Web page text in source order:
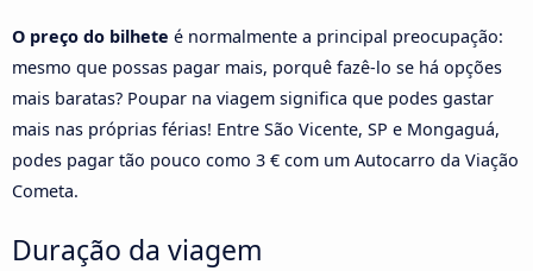
O preço do bilhete é normalmente a principal preocupação:
mesmo que possas pagar mais, porquê fazê-lo se há opções
mais baratas? Poupar na viagem significa que podes gastar
mais nas próprias férias! Entre São Vicente, SP e Mongaguá,
podes pagar tão pouco como 3 € com um Autocarro da Viação
Cometa.
Duração da viagem